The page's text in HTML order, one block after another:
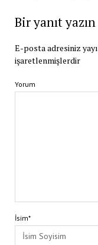
Bir yanıt yazın
E-posta adresiniz
işaretlenmişlerdir
Yorum
İsim*